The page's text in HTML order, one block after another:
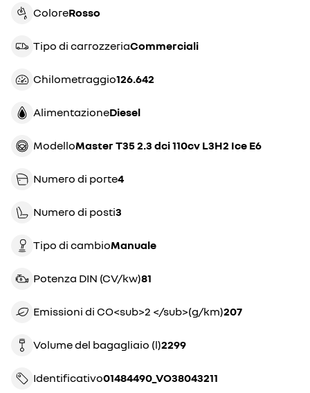
Colore rosso
Tipo di carrozzeria commerciali
Chilometraggio 126.642
Alimentazione Diesel
Modello master T35 2.3 dci 110cv L3H2 Ice E6
Numero di porte4
Numero di posti3
Tipo di cambio manuale
Potenza DIN (CV/kw) 81
Emissioni di CO<sub>2 </sub>(g/km) 207
Volume del bagagliaio (l) 2299
Identificativo 01484490_VO38043211